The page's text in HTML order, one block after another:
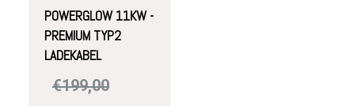
POWERGLOW 11KW -
PREMIUM TYP2
LADEKABEL
€199,00